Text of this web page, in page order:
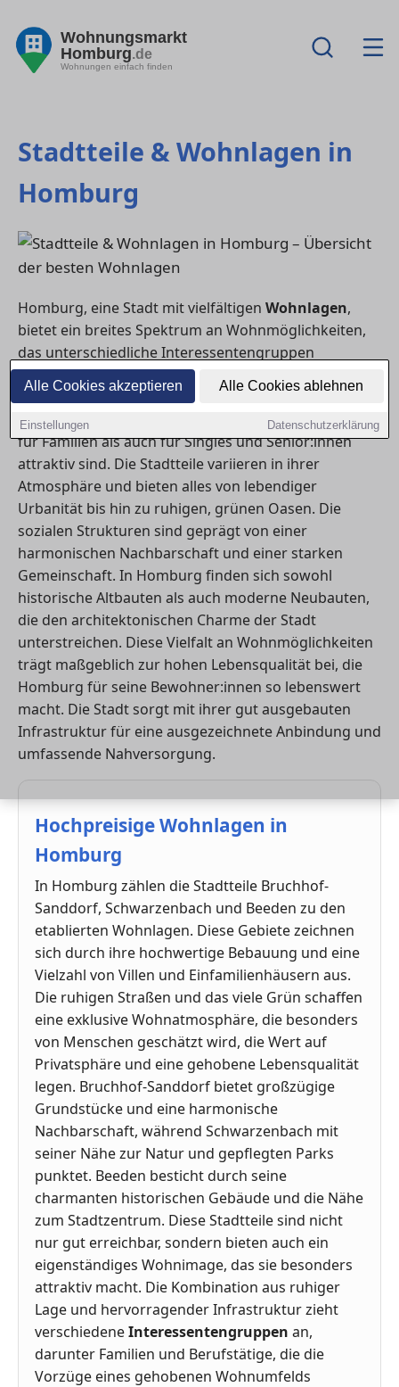
Alle Cookies akzeptieren Alle Cookies ablehnen
Einstellungen Datenschutzerklärung
Wohnungsmarkt
Homburg.de
Wohnungen einfach finden
Stadtteile & Wohnlagen in
Homburg
Homburg, eine Stadt mit vielfältigen Wohnlagen,
bietet ein breites Spektrum an Wohnmöglichkeiten,
das unterschiedliche Interessentengruppen
anspricht. DerImmobilienmarkt Homburg
sich durch eine abwechslungsreiche Mischung aus
urbanen und naturnahen Stadtteilen aus, die sowohl
für Familien als auch für Singles und Senior:innen
attraktiv sind. Die Stadtteile variieren in ihrer
Atmosphäre und bieten alles von lebendiger
Urbanität bis hin zu ruhigen, grünen Oasen. Die
sozialen Strukturen sind geprägt von einer
harmonischen Nachbarschaft und einer starken
Gemeinschaft. In Homburg finden sich sowohl
historische Altbauten als auch moderne Neubauten,
die den architektonischen Charme der Stadt
unterstreichen. Diese Vielfalt an Wohnmöglichkeiten
trägt maßgeblich zur hohen Lebensqualität bei, die
Homburg für seine Bewohner:innen so lebenswert
macht. Die Stadt sorgt mit ihrer gut ausgebauten
Infrastruktur für eine ausgezeichnete Anbindung und
umfassende Nahversorgung.
Hochpreisige Wohnlagen in
Homburg
In Homburg zählen die Stadtteile Bruchhof-
Sanddorf, Schwarzenbach und Beeden zu den
etablierten Wohnlagen. Diese Gebiete zeichnen
sich durch ihre hochwertige Bebauung und eine
Vielzahl von Villen und Einfamilienhäusern aus.
Die ruhigen Straßen und das viele Grün schaffen
eine exklusive Wohnatmosphäre, die besonders
von Menschen geschätzt wird, die Wert auf
Privatsphäre und eine gehobene Lebensqualität
legen. Bruchhof-Sanddorf bietet großzügige
Grundstücke und eine harmonische
Nachbarschaft, während Schwarzenbach mit
seiner Nähe zur Natur und gepflegten Parks
punktet. Beeden besticht durch seine
charmanten historischen Gebäude und die Nähe
zum Stadtzentrum. Diese Stadtteile sind nicht
nur gut erreichbar, sondern bieten auch ein
eigenständiges Wohnimage, das sie besonders
attraktiv macht. Die Kombination aus ruhiger
Lage und hervorragender Infrastruktur zieht
verschiedeneInteressentengruppen an,
darunter Familien und Berufstätige, die die
Vorzüge eines gehobenen Wohnumfelds